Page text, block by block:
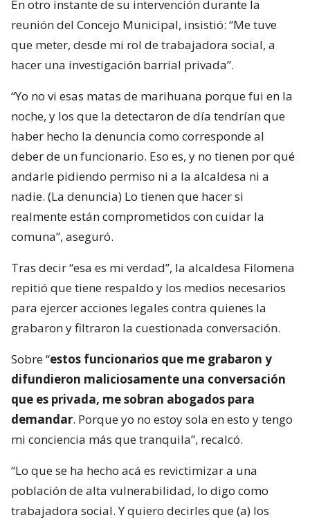
En otro instante de su intervención durante la
reunión del Concejo Municipal, insistió: “Me tuve
que meter, desde mi rol de trabajadora social, a
hacer una investigación barrial privada”.
“Yo no vi esas matas de marihuana porque fui en la
noche, y los que la detectaron de día tendrían que
haber hecho la denuncia como corresponde al
deber de un funcionario. Eso es, y no tienen por qué
andarle pidiendo permiso ni a la alcaldesa ni a
nadie. (La denuncia) Lo tienen que hacer si
realmente están comprometidos con cuidar la
comuna”, aseguró.
Tras decir “esa es mi verdad”, la alcaldesa Filomena
repitió que tiene respaldo y los medios necesarios
para ejercer acciones legales contra quienes la
grabaron y filtraron la cuestionada conversación.
Sobre “estos funcionarios que me grabaron y
difundieron maliciosamente una conversación
que es privada, me sobran abogados para
demandar. Porque yo no estoy sola en esto y tengo
mi conciencia más que tranquila”, recalcó.
“Lo que se ha hecho acá es revictimizar a una
población de alta vulnerabilidad, lo digo como
trabajadora social. Y quiero decirles que (a) los